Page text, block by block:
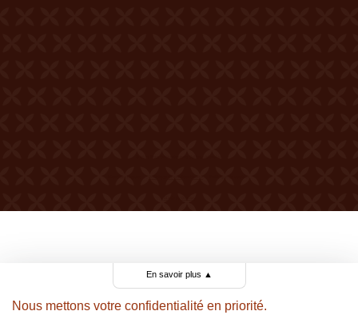
En savoir plus ▲
Nous mettons votre confidentialité en priorité.